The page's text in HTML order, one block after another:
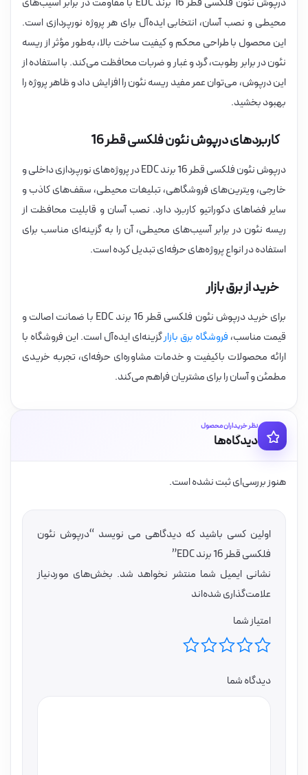
درپوش نئون فلکسی قطر 16 برند EDC با مقاومت در برابر آسیب‌های
محیطی و نصب آسان، انتخابی ایده‌آل برای هر پروژه نورپردازی است.
این محصول با طراحی محکم و کیفیت ساخت بالا، به‌طور مؤثر از ریسه
نئون در برابر رطوبت، گرد و غبار و ضربات محافظت می‌کند. با استفاده از
این درپوش، می‌توان عمر مفید ریسه نئون را افزایش داد و ظاهر پروژه را
بهبود بخشید.
کاربردهای درپوش نئون فلکسی قطر 16
درپوش نئون فلکسی قطر 16 برند EDC در پروژه‌های نورپردازی داخلی و
خارجی، ویترین‌های فروشگاهی، تبلیغات محیطی، سقف‌های کاذب و
سایر فضاهای دکوراتیو کاربرد دارد. نصب آسان و قابلیت محافظت از
ریسه نئون در برابر آسیب‌های محیطی، آن را به گزینه‌ای مناسب برای
استفاده در انواع پروژه‌های حرفه‌ای تبدیل کرده است.
خرید از برق بازار
برای خرید درپوش نئون فلکسی قطر 16 برند EDC با ضمانت اصالت و
قیمت مناسب، فروشگاه برق بازارگزینه‌ای ایده‌آل است. این فروشگاه با
ارائه محصولات باکیفیت و خدمات مشاوره‌ای حرفه‌ای، تجربه خریدی
مطمئن و آسان را برای مشتریان فراهم می‌کند.
نظر خریداران محصول
دیدگاه‌ها
هنوز بررسی‌ای ثبت نشده است.
اولین کسی باشید که دیدگاهی می نویسد “درپوش نئون
فلکسى قطر 16 برند EDC”
نشانی ایمیل شما منتشر نخواهد شد. بخش‌های موردنیاز
علامت‌گذاری شده‌اند
امتیاز شما
دیدگاه شما